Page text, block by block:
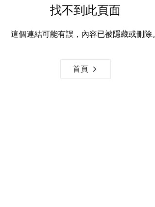
找不到此頁面
這個連結可能有誤，內容已被隱藏或刪除。
首頁